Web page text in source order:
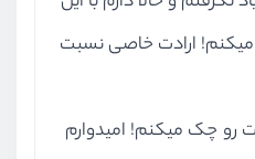
ارادت خاصی نسبت
چک میکنم! امیدوارم